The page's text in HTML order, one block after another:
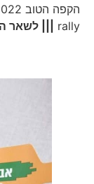
rally ||| לשאר